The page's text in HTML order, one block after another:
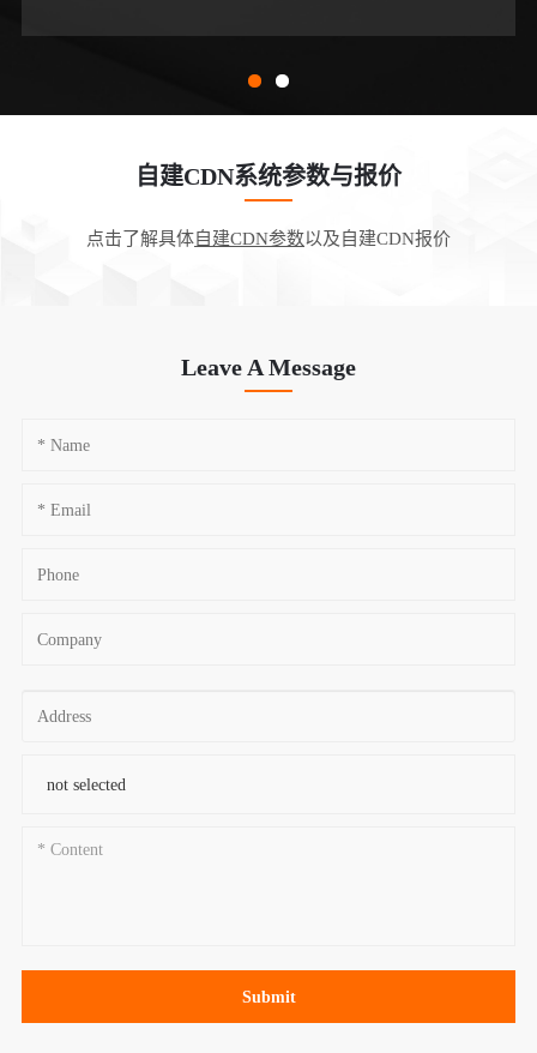
自建CDN系统参数与报价
点击了解具体自建CDN参数以及自建CDN报价
Leave A Message
Submit